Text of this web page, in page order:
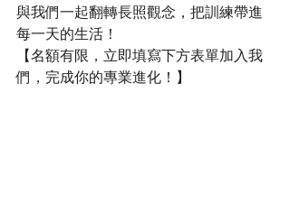
與我們一起翻轉長照觀念，把訓練帶進
每一天的生活！
【名額有限，立即填寫下方表單加入我
們，完成你的專業進化！】